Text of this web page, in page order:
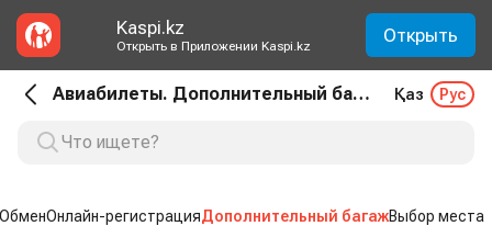
Kaspi.kz
Открыть в Приложении Kaspi.kz Открыть
Авиабилеты. Дополнительный багаж Қаз Рус
ОбменОнлайн-регистрацияДополнительный багажВыбор места